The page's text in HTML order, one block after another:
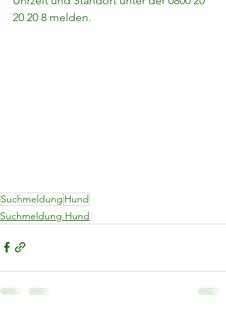
20 20 8 melden.
Suchmeldung Hund
Suchmeldung Hund